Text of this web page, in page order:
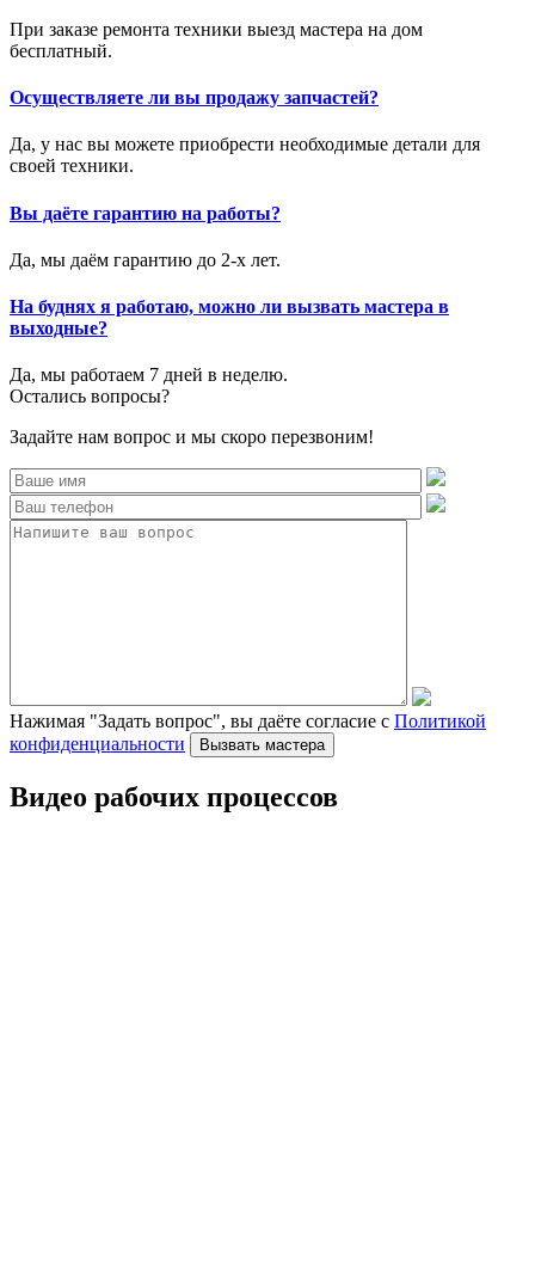
При заказе ремонта техники выезд мастера на дом
бесплатный.
Осуществляете ли вы продажу запчастей?
Да, у нас вы можете приобрести необходимые детали для
своей техники.
Вы даёте гарантию на работы?
Да, мы даём гарантию до 2-х лет.
На буднях я работаю, можно ли вызвать мастера в
выходные?
Да, мы работаем 7 дней в неделю.
Остались вопросы?
Задайте нам вопрос и мы скоро перезвоним!
Нажимая "Задать вопрос", вы даёте согласие с Политикой
конфиденциальности
Видео рабочих процессов